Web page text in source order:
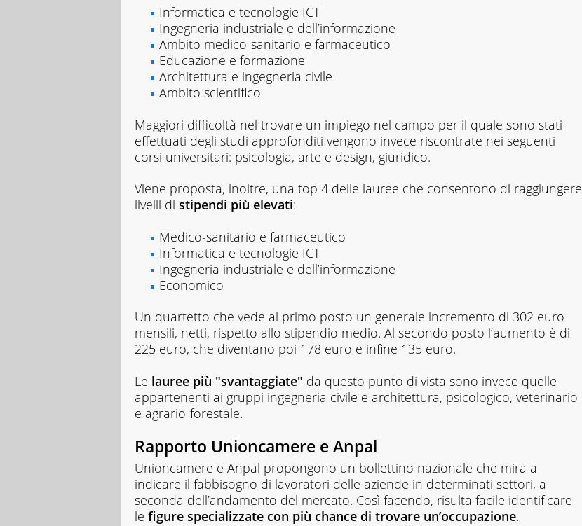
nella
Informatica e tecnologie ICT
Ingegneria industriale e dell’informazione
Ambito medico-sanitario e farmaceutico
Educazione e formazione
Architettura e ingegneria civile
Ambito scientifico
Maggiori difficoltà nel trovare un impiego nel campo per il quale sono stati
effettuati degli studi approfonditi vengono invece riscontrate nei seguenti
corsi universitari: psicologia, arte e design, giuridico.
Viene proposta, inoltre, una top 4 delle lauree che consentono di raggiungere
livelli di stipendi più elevati:
Medico-sanitario e farmaceutico
Informatica e tecnologie ICT
Ingegneria industriale e dell’informazione
Economico
Un quartetto che vede al primo posto un generale incremento di 302 euro
mensili, netti, rispetto allo stipendio medio. Al secondo posto l’aumento è di
225 euro, che diventano poi 178 euro e infine 135 euro.
Le lauree più "svantaggiate" da questo punto di vista sono invece quelle
appartenenti ai gruppi ingegneria civile e architettura, psicologico, veterinario
e agrario-forestale.
Rapporto Unioncamere e Anpal
Unioncamere e Anpal propongono un bollettino nazionale che mira a
indicare il fabbisogno di lavoratori delle aziende in determinati settori, a
seconda dell’andamento del mercato. Così facendo, risulta facile identificare
le figure specializzate con più chance di trovare un’occupazione.